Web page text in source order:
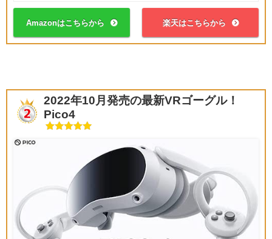
Amazonはこちらから 楽天はこちらから
2022年10月発売の最新VRゴーグル！
Pico4